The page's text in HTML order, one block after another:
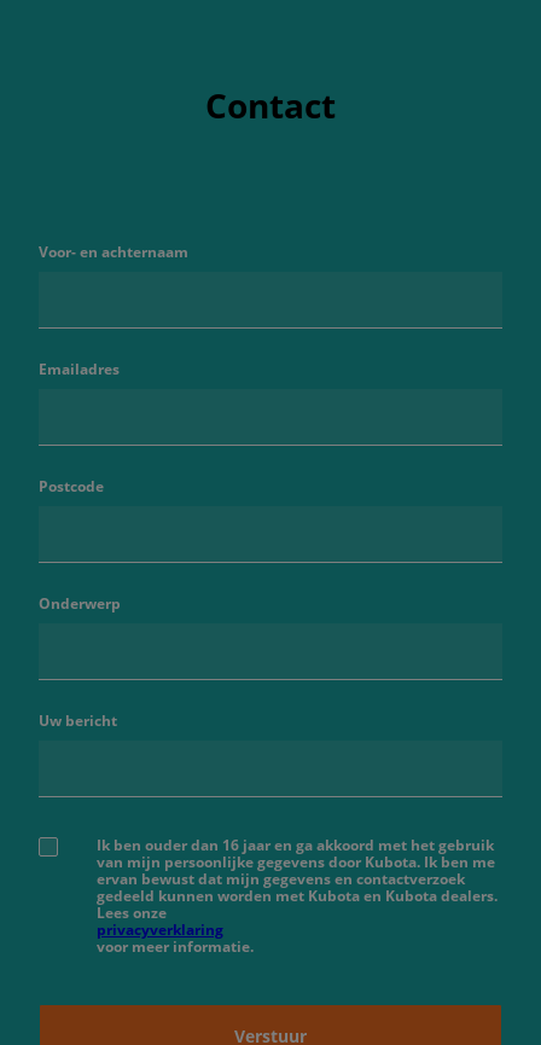
Contact
Voor- en achternaam
Emailadres
Postcode
Onderwerp
Uw bericht
Ik ben ouder dan 16 jaar en ga akkoord met het gebruik
van mijn persoonlijke gegevens door Kubota. Ik ben me
ervan bewust dat mijn gegevens en contactverzoek
gedeeld kunnen worden met Kubota en Kubota dealers.
Lees onze
privacyverklaring
voor meer informatie.
Verstuur